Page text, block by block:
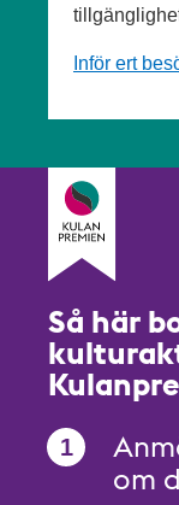
Inför ert
Så här
om